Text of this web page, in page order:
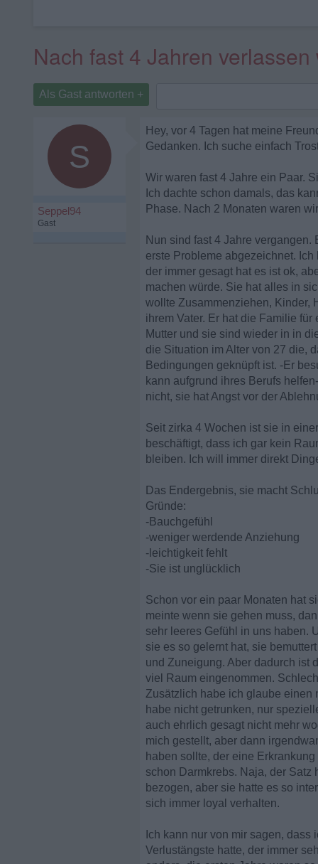
Nach fast 4 Jahren
Als Gast antworten +
S
Seppel94
Gast
Hey, vor 4 Tagen hat meine
Gedanken. Ich suche einfach
Wir waren fast 4 Jahre ein Paar.
Ich dachte schon damals, das
Phase. Nach 2 Monaten waren
Nun sind fast 4 Jahre
erste Probleme abgezeichnet.
der immer gesagt hat es ist ok,
machen würde. Sie hat alles in
wollte Zusammenziehen, Kinder,
ihrem Vater. Er hat die Familie
Mutter und sie sind wieder in in
die Situation im Alter von 27 die,
Bedingungen geknüpft ist. -Er
kann aufgrund ihres Berufs
nicht, sie hat Angst vor der
Seit zirka 4 Wochen ist sie in
beschäftigt, dass ich gar kein
bleiben. Ich will immer direkt
Das Endergebnis, sie macht
Gründe:
-Bauchgefühl
-weniger werdende Anziehung
-leichtigkeit fehlt
-Sie ist unglücklich
Schon vor ein paar Monaten hat
meinte wenn sie gehen muss,
sehr leeres Gefühl in uns haben.
sie es so gelernt hat, sie
und Zuneigung. Aber dadurch ist
viel Raum eingenommen.
Zusätzlich habe ich glaube einen
habe nicht getrunken, nur
auch ehrlich gesagt nicht mehr
mich gestellt, aber dann
haben sollte, der eine
schon Darmkrebs. Naja, der Satz
bezogen, aber sie hatte es so
sich immer loyal verhalten.
Ich kann nur von mir sagen,
Verlustängste hatte, der immer